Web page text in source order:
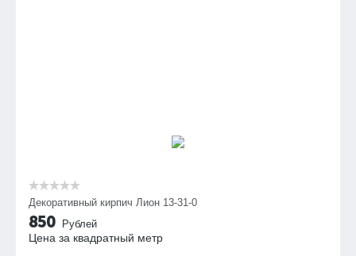
Декоративный кирпич Лион 13-31-0
850 Рублей
Цена за квадратный метр